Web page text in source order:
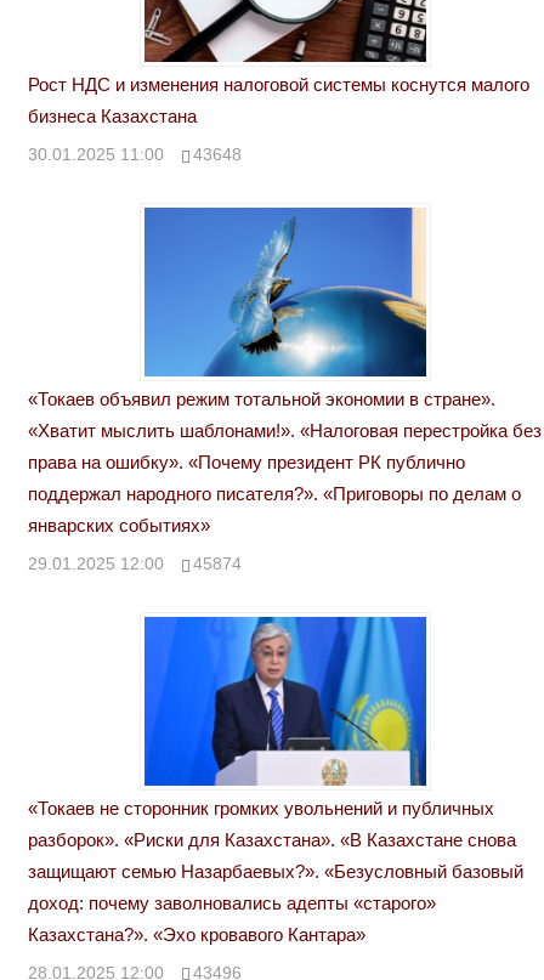
Рост НДС и изменения налоговой системы коснутся малого
бизнеса Казахстана
30.01.2025 11:00 43648
«Токаев объявил режим тотальной экономии в стране».
«Хватит мыслить шаблонами!». «Налоговая перестройка без
права на ошибку». «Почему президент РК публично
поддержал народного писателя?». «Приговоры по делам о
январских событиях»
29.01.2025 12:00 45874
«Токаев не сторонник громких увольнений и публичных
разборок». «Риски для Казахстана». «В Казахстане снова
защищают семью Назарбаевых?». «Безусловный базовый
доход: почему заволновались адепты «старого»
Казахстана?». «Эхо кровавого Кантара»
28.01.2025 12:00 43496